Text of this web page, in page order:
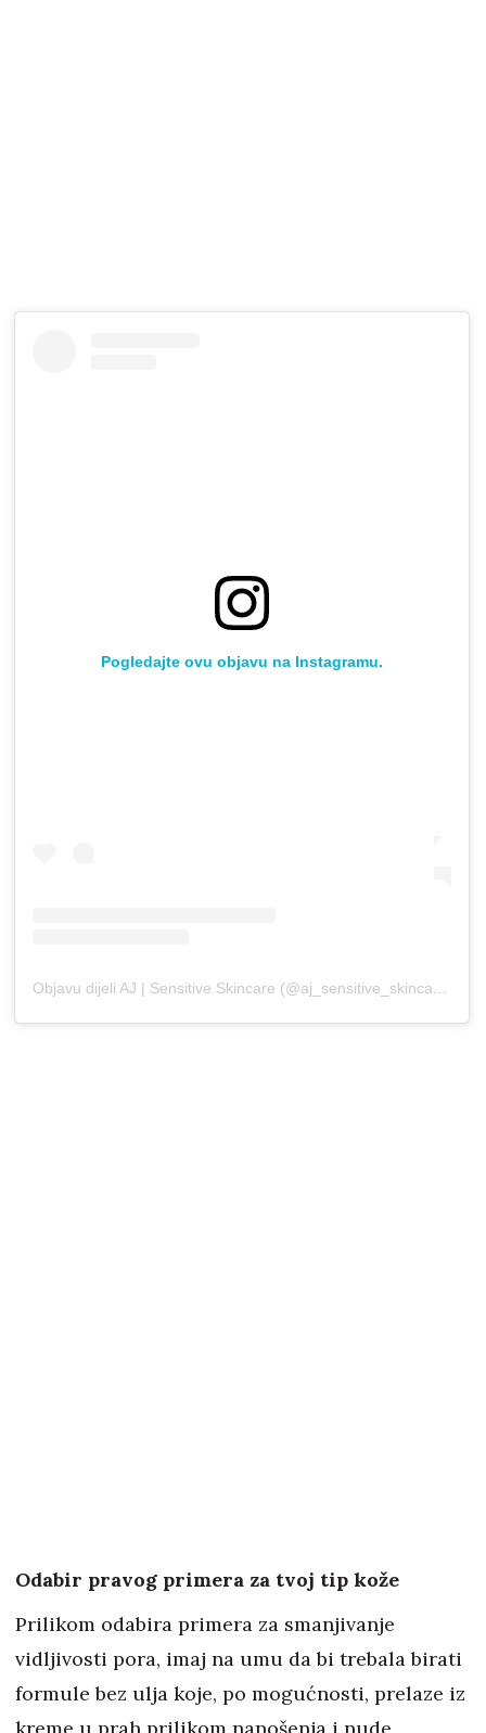
Pogledajte ovu objavu na Instagramu.
Objavu dijeli AJ | Sensitive Skincare (@aj_sensitive_skincare)
Odabir pravog primera za tvoj tip kože
Prilikom odabira primera za smanjivanje
vidljivosti pora, imaj na umu da bi trebala birati
formule bez ulja koje, po mogućnosti, prelaze iz